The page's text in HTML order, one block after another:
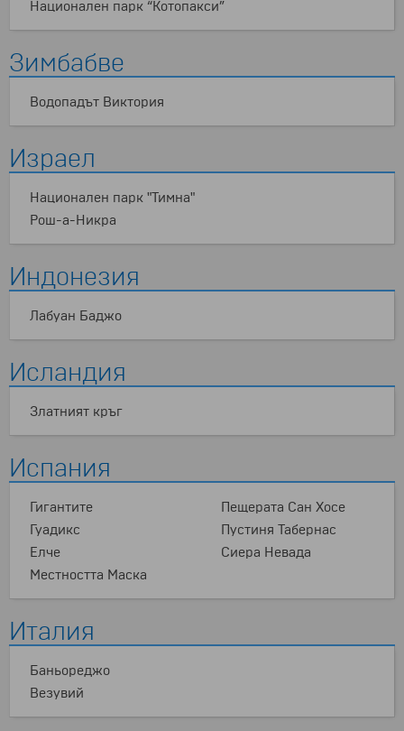
Национален парк “Котопакси”
Зимбабве
Водопадът Виктория
Израел
Национален парк "Тимна"
Рош-а-Никра
Индонезия
Лабуан Баджо
Исландия
Златният кръг
Испания
Гигантите
Гуадикс
Елче
Местността Маска
Пещерата Сан Хосе
Пустиня Табернас
Сиера Невада
Италия
Баньореджо
Везувий